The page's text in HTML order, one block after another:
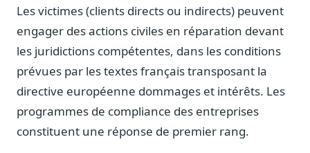
Glossaire affaires publiques
Lexique par thème métier
Sources couvertes
23 flux indexés
Nouveautés produit
Ils utilisent Legiwatch
Les victimes (clients directs ou indirects) peuvent
engager des actions civiles en réparation devant
les juridictions compétentes, dans les conditions
prévues par les textes français transposant la
directive européenne dommages et intérêts. Les
programmes de compliance des entreprises
constituent une réponse de premier rang.